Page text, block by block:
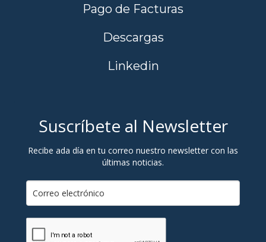
Pago de Facturas
Descargas
Linkedin
Suscríbete al Newsletter
Recibe ada día en tu correo nuestro newsletter con las
últimas noticias.